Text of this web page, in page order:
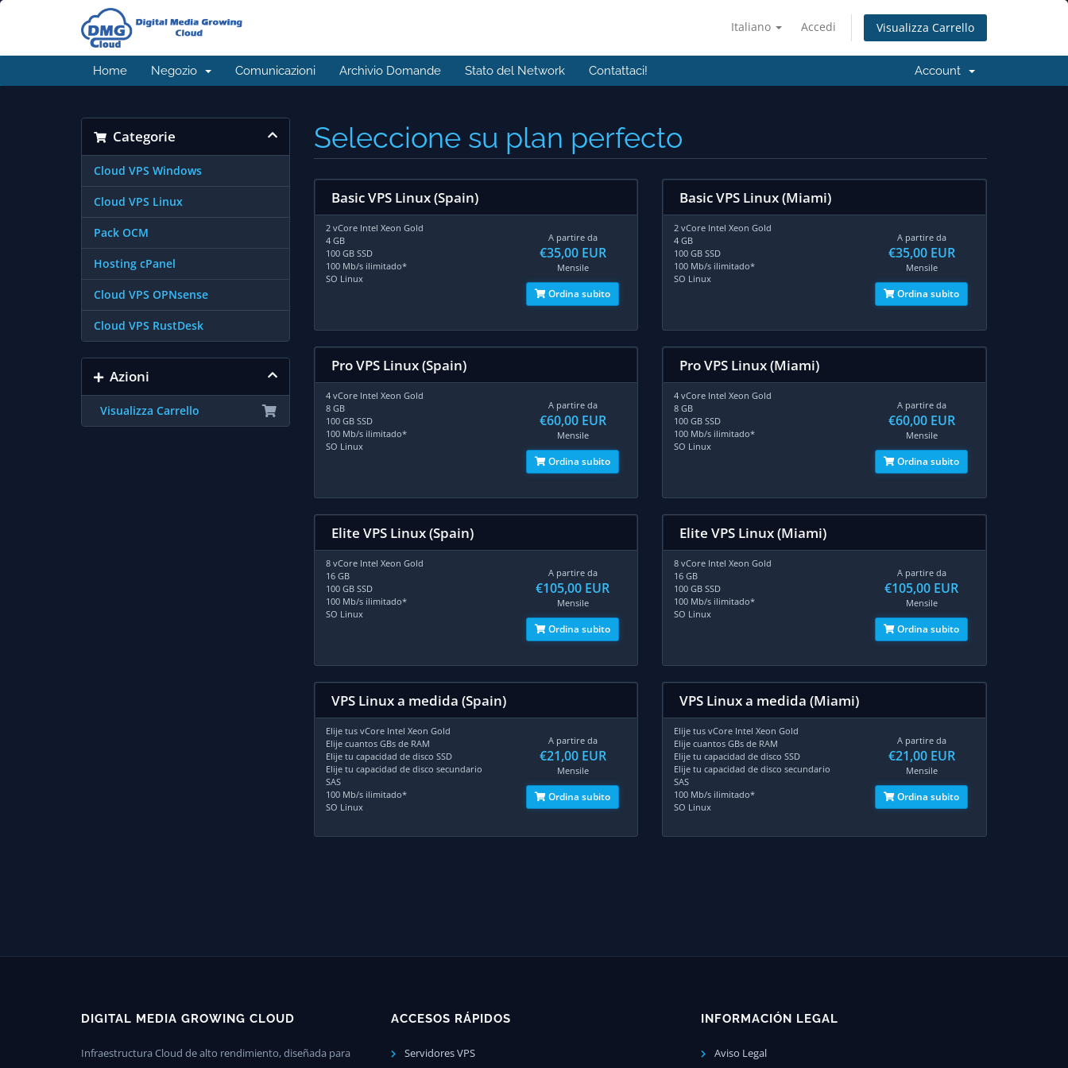
Italiano Accedi Visualizza Carrello
Home Negozio Comunicazioni Archivio Domande Stato del Network Contattaci! Account
Seleccione su plan perfecto
Categorie
Cloud VPS Windows
Cloud VPS Linux
Pack OCM
Hosting cPanel
Cloud VPS OPNsense
Cloud VPS RustDesk
Azioni
Visualizza Carrello
Basic VPS Linux (Spain)
2 vCore Intel Xeon Gold
4 GB
100 GB SSD
100 Mb/s ilimitado*
SO Linux
A partire da
€35,00 EUR
Mensile
Ordina subito
Basic VPS Linux (Miami)
2 vCore Intel Xeon Gold
4 GB
100 GB SSD
100 Mb/s ilimitado*
SO Linux
A partire da
€35,00 EUR
Mensile
Ordina subito
Pro VPS Linux (Spain)
4 vCore Intel Xeon Gold
8 GB
100 GB SSD
100 Mb/s ilimitado*
SO Linux
A partire da
€60,00 EUR
Mensile
Ordina subito
Pro VPS Linux (Miami)
4 vCore Intel Xeon Gold
8 GB
100 GB SSD
100 Mb/s ilimitado*
SO Linux
A partire da
€60,00 EUR
Mensile
Ordina subito
Elite VPS Linux (Spain)
8 vCore Intel Xeon Gold
16 GB
100 GB SSD
100 Mb/s ilimitado*
SO Linux
A partire da
€105,00 EUR
Mensile
Ordina subito
Elite VPS Linux (Miami)
8 vCore Intel Xeon Gold
16 GB
100 GB SSD
100 Mb/s ilimitado*
SO Linux
A partire da
€105,00 EUR
Mensile
Ordina subito
VPS Linux a medida (Spain)
Elije tus vCore Intel Xeon Gold
Elije cuantos GBs de RAM
Elije tu capacidad de disco SSD
Elije tu capacidad de disco secundario
SAS
100 Mb/s ilimitado*
SO Linux
A partire da
€21,00 EUR
Mensile
Ordina subito
VPS Linux a medida (Miami)
Elije tus vCore Intel Xeon Gold
Elije cuantos GBs de RAM
Elije tu capacidad de disco SSD
Elije tu capacidad de disco secundario
SAS
100 Mb/s ilimitado*
SO Linux
A partire da
€21,00 EUR
Mensile
Ordina subito
DIGITAL MEDIA GROWING CLOUD
Infraestructura Cloud de alto rendimiento, diseñada para
ACCESOS RÁPIDOS
Servidores VPS
INFORMACIÓN LEGAL
Aviso Legal